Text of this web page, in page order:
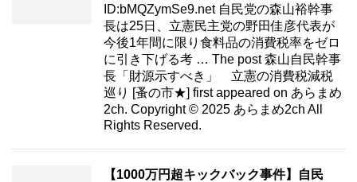
ID:bMQZymSe9.net 自民党の森山裕幹事
長は25日、立憲民主党の野田佳彦代表が
今後1年間に限り食料品の消費税率をゼロ
に引き下げる考 … The post 森山自民幹事
長「財源示すべき」 立憲の消費税減税
巡り [蚤の市★] first appeared on あらまめ
2ch. Copyright © 2025 あらまめ2ch All
Rights Reserved.
【1000万円超キックバック事件】自民